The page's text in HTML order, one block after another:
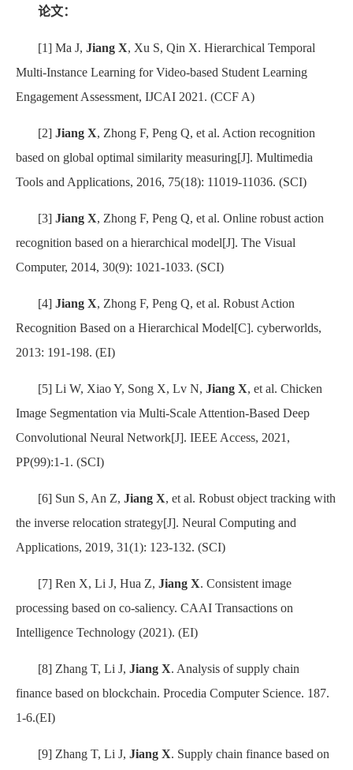
论文：
[1] Ma J, Jiang X, Xu S, Qin X. Hierarchical Temporal
Multi-Instance Learning for Video-based Student Learning
Engagement Assessment, IJCAI 2021. (CCF A)
[2] Jiang X, Zhong F, Peng Q, et al. Action recognition
based on global optimal similarity measuring[J]. Multimedia
Tools and Applications, 2016, 75(18): 11019-11036. (SCI)
[3] Jiang X, Zhong F, Peng Q, et al. Online robust action
recognition based on a hierarchical model[J]. The Visual
Computer, 2014, 30(9): 1021-1033. (SCI)
[4] Jiang X, Zhong F, Peng Q, et al. Robust Action
Recognition Based on a Hierarchical Model[C]. cyberworlds,
2013: 191-198. (EI)
[5] Li W, Xiao Y, Song X, Lv N, Jiang X, et al. Chicken
Image Segmentation via Multi-Scale Attention-Based Deep
Convolutional Neural Network[J]. IEEE Access, 2021,
PP(99):1-1. (SCI)
[6] Sun S, An Z, Jiang X, et al. Robust object tracking with
the inverse relocation strategy[J]. Neural Computing and
Applications, 2019, 31(1): 123-132. (SCI)
[7] Ren X, Li J, Hua Z, Jiang X. Consistent image
processing based on co-saliency. CAAI Transactions on
Intelligence Technology (2021). (EI)
[8] Zhang T, Li J, Jiang X. Analysis of supply chain
finance based on blockchain. Procedia Computer Science. 187.
1-6.(EI)
[9] Zhang T, Li J, Jiang X. Supply chain finance based on